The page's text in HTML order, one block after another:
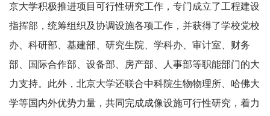
京大学积极推进项目可行性研究工作，专门成立了工程建设
指挥部，统筹组织及协调设施各项工作，并获得了学校党校
办、科研部、基建部、研究生院、学科办、审计室、财务
部、国际合作部、设备部、房产部、人事部等职能部门的大
力支持。此外，北京大学还联合中科院生物物理所、哈佛大
学等国内外优势力量，共同完成成像设施可行性研究，着力